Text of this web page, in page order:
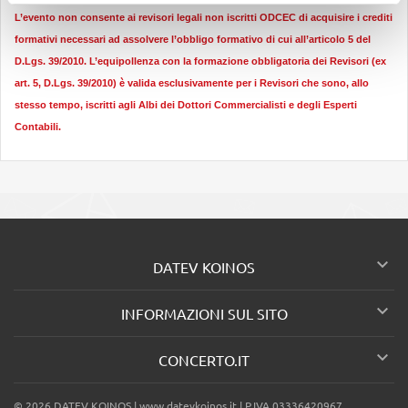
L’evento non consente ai revisori legali non iscritti ODCEC di acquisire i crediti
formativi necessari ad assolvere l’obbligo formativo di cui all’articolo 5 del
D.Lgs. 39/2010. L’equipollenza con la formazione obbligatoria dei Revisori (ex
art. 5, D.Lgs. 39/2010) è valida esclusivamente per i Revisori che sono, allo
stesso tempo, iscritti agli Albi dei Dottori Commercialisti e degli Esperti
Contabili.
DATEV KOINOS 
INFORMAZIONI SUL SITO 
CONCERTO.IT 